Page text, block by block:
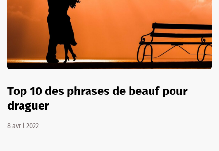
Top 10 des phrases de beauf pour
draguer
8 avril 2022